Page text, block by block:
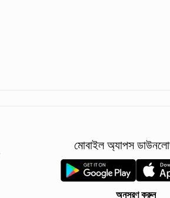
মোবাইল অ্যাপস
অনুসরণ করুন